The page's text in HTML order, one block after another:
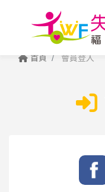
首頁 會員登入